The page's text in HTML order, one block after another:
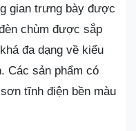
gian trưng bày được
chùm được sắp
đa dạng về kiểu
Các sản phẩm có
tĩnh điện bền màu